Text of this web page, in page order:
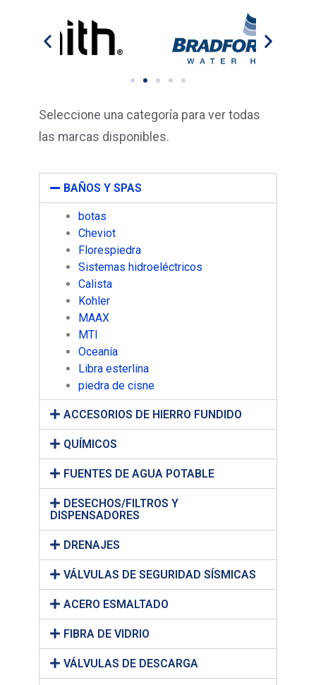
Seleccione una categoría para ver todas
las marcas disponibles.
BAÑOS Y SPAS
botas
Cheviot
Florespiedra
Sistemas hidroeléctricos
Calista
Kohler
MAAX
MTI
Oceanía
Libra esterlina
piedra de cisne
ACCESORIOS DE HIERRO FUNDIDO
QUÍMICOS
FUENTES DE AGUA POTABLE
DESECHOS/FILTROS Y
DISPENSADORES
DRENAJES
VÁLVULAS DE SEGURIDAD SÍSMICAS
ACERO ESMALTADO
FIBRA DE VIDRIO
VÁLVULAS DE DESCARGA